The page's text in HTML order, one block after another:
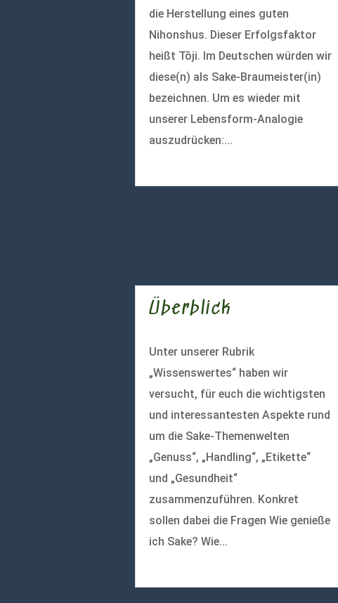
die Herstellung eines guten
Nihonshus. Dieser Erfolgsfaktor
heißt Tōji. Im Deutschen würden wir
diese(n) als Sake-Braumeister(in)
bezeichnen. Um es wieder mit
unserer Lebensform-Analogie
auszudrücken:...
Überblick
Unter unserer Rubrik
„Wissenswertes“ haben wir
versucht, für euch die wichtigsten
und interessantesten Aspekte rund
um die Sake-Themenwelten
„Genuss“, „Handling“, „Etikette“
und „Gesundheit“
zusammenzuführen. Konkret
sollen dabei die Fragen Wie genieße
ich Sake? Wie...